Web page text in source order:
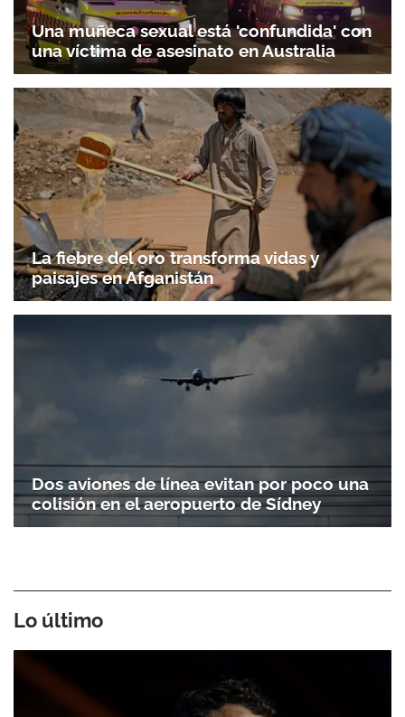
Una muñeca sexual está 'confundida' con
una víctima de asesinato en Australia
La fiebre del oro transforma vidas y
paisajes en Afganistán
Dos aviones de línea evitan por poco una
colisión en el aeropuerto de Sídney
Lo último